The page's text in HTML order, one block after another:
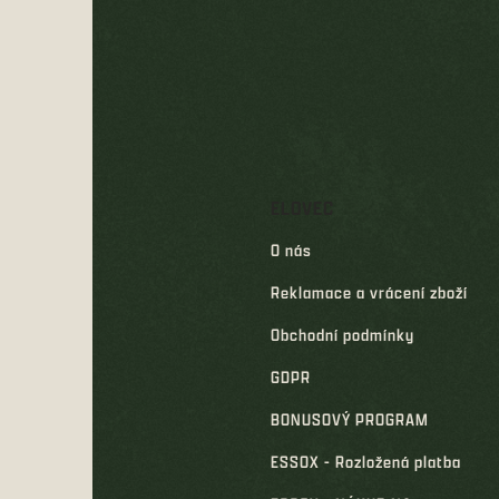
O nás
Reklamace a vrácení zboží
Obchodní podmínky
GDPR
BONUSOVÝ PROGRAM
ESSOX - Rozložená platba